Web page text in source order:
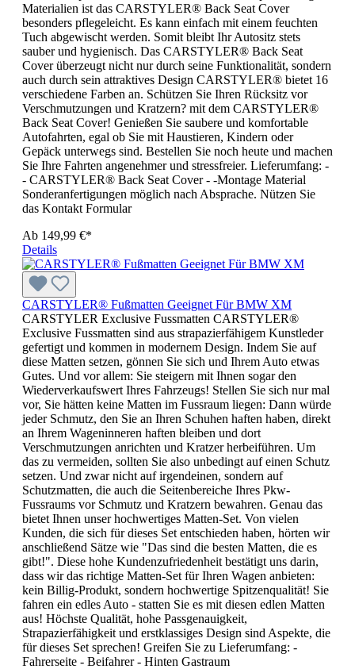
Materialien ist das CARSTYLER® Back Seat Cover
besonders pflegeleicht. Es kann einfach mit einem feuchten
Tuch abgewischt werden. Somit bleibt Ihr Autositz stets
sauber und hygienisch. Das CARSTYLER® Back Seat
Cover überzeugt nicht nur durch seine Funktionalität, sondern
auch durch sein attraktives Design CARSTYLER® bietet 16
verschiedene Farben an. Schützen Sie Ihren Rücksitz vor
Verschmutzungen und Kratzern? mit dem CARSTYLER®
Back Seat Cover! Genießen Sie saubere und komfortable
Autofahrten, egal ob Sie mit Haustieren, Kindern oder
Gepäck unterwegs sind. Bestellen Sie noch heute und machen
Sie Ihre Fahrten angenehmer und stressfreier. Lieferumfang: -
- CARSTYLER® Back Seat Cover - -Montage Material
Sonderanfertigungen möglich nach Absprache. Nützen Sie
das Kontakt Formular
Ab 149,99 €*
Details
CARSTYLER® Fußmatten Geeignet Für BMW XM
CARSTYLER Exclusive Fussmatten CARSTYLER®
Exclusive Fussmatten sind aus strapazierfähigem Kunstleder
gefertigt und kommen in modernem Design. Indem Sie auf
diese Matten setzen, gönnen Sie sich und Ihrem Auto etwas
Gutes. Und vor allem: Sie steigern mit Ihnen sogar den
Wiederverkaufswert Ihres Fahrzeugs! Stellen Sie sich nur mal
vor, Sie hätten keine Matten im Fussraum liegen: Dann würde
jeder Schmutz, den Sie an Ihren Schuhen haften haben, direkt
an Ihrem Wageninneren haften bleiben und dort
Verschmutzungen anrichten und Kratzer herbeiführen. Um
das zu vermeiden, sollten Sie also unbedingt auf einen Schutz
setzen. Und zwar nicht auf irgendeinen, sondern auf
Schutzmatten, die auch die Seitenbereiche Ihres Pkw-
Fussraums vor Schmutz und Kratzern bewahren. Genau das
bietet Ihnen unser hochwertiges Matten-Set. Von vielen
Kunden, die sich für dieses Set entschieden haben, hörten wir
anschließend Sätze wie "Das sind die besten Matten, die es
gibt!". Diese hohe Kundenzufriedenheit bestätigt uns darin,
dass wir das richtige Matten-Set für Ihren Wagen anbieten:
kein Billig-Produkt, sondern hochwertige Spitzenqualität! Sie
fahren ein edles Auto - statten Sie es mit diesen edlen Matten
aus! Höchste Qualität, hohe Passgenauigkeit,
Strapazierfähigkeit und erstklassiges Design sind Aspekte, die
für dieses Set sprechen! Greifen Sie zu Lieferumfang: -
Fahrerseite - Beifahrer - Hinten Gastraum